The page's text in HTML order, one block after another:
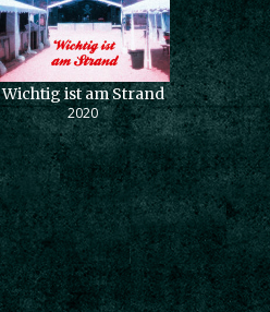
Wichtig ist am Strand
2020